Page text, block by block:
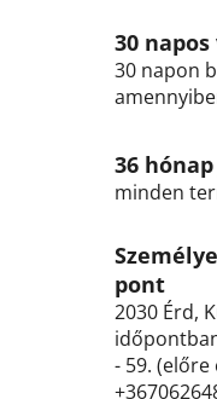
30
30 napon
36
minden
pont
2030 Érd,
- 59.